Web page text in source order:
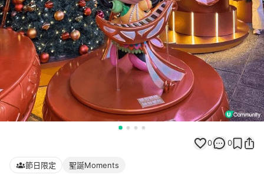
0 0
節日限定 聖誕Moments